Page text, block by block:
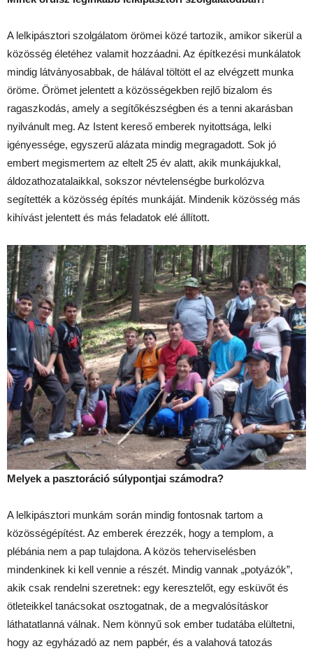
A lelkipásztori szolgálatom örömei közé tartozik, amikor sikerül a
közösség életéhez valamit hozzáadni. Az építkezési munkálatok
mindig látványosabbak, de hálával töltött el az elvégzett munka
öröme. Örömet jelentett a közösségekben rejlő bizalom és
ragaszkodás, amely a segítőkészségben és a tenni akarásban
nyilvánult meg. Az Istent kereső emberek nyitottsága, lelki
igényessége, egyszerű alázata mindig megragadott. Sok jó
embert megismertem az eltelt 25 év alatt, akik munkájukkal,
áldozathozatalaikkal, sokszor névtelenségbe burkolózva
segítették a közösség építés munkáját. Mindenik közösség más
kihívást jelentett és más feladatok elé állított.
Melyek a pasztoráció súlypontjai számodra?
A lelkipásztori munkám során mindig fontosnak tartom a
közösségépítést. Az emberek érezzék, hogy a templom, a
plébánia nem a pap tulajdona. A közös teherviselésben
mindenkinek ki kell vennie a részét. Mindig vannak „potyázók”,
akik csak rendelni szeretnek: egy keresztelőt, egy esküvőt és
ötleteikkel tanácsokat osztogatnak, de a megvalósításkor
láthatatlanná válnak. Nem könnyű sok ember tudatába elültetni,
hogy az egyházadó az nem papbér, és a valahová tatozás